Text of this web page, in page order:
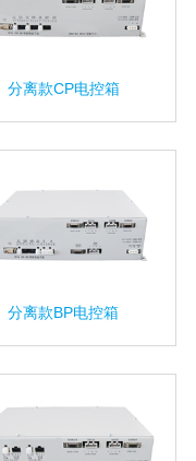
分离款CP电控箱
分离款BP电控箱